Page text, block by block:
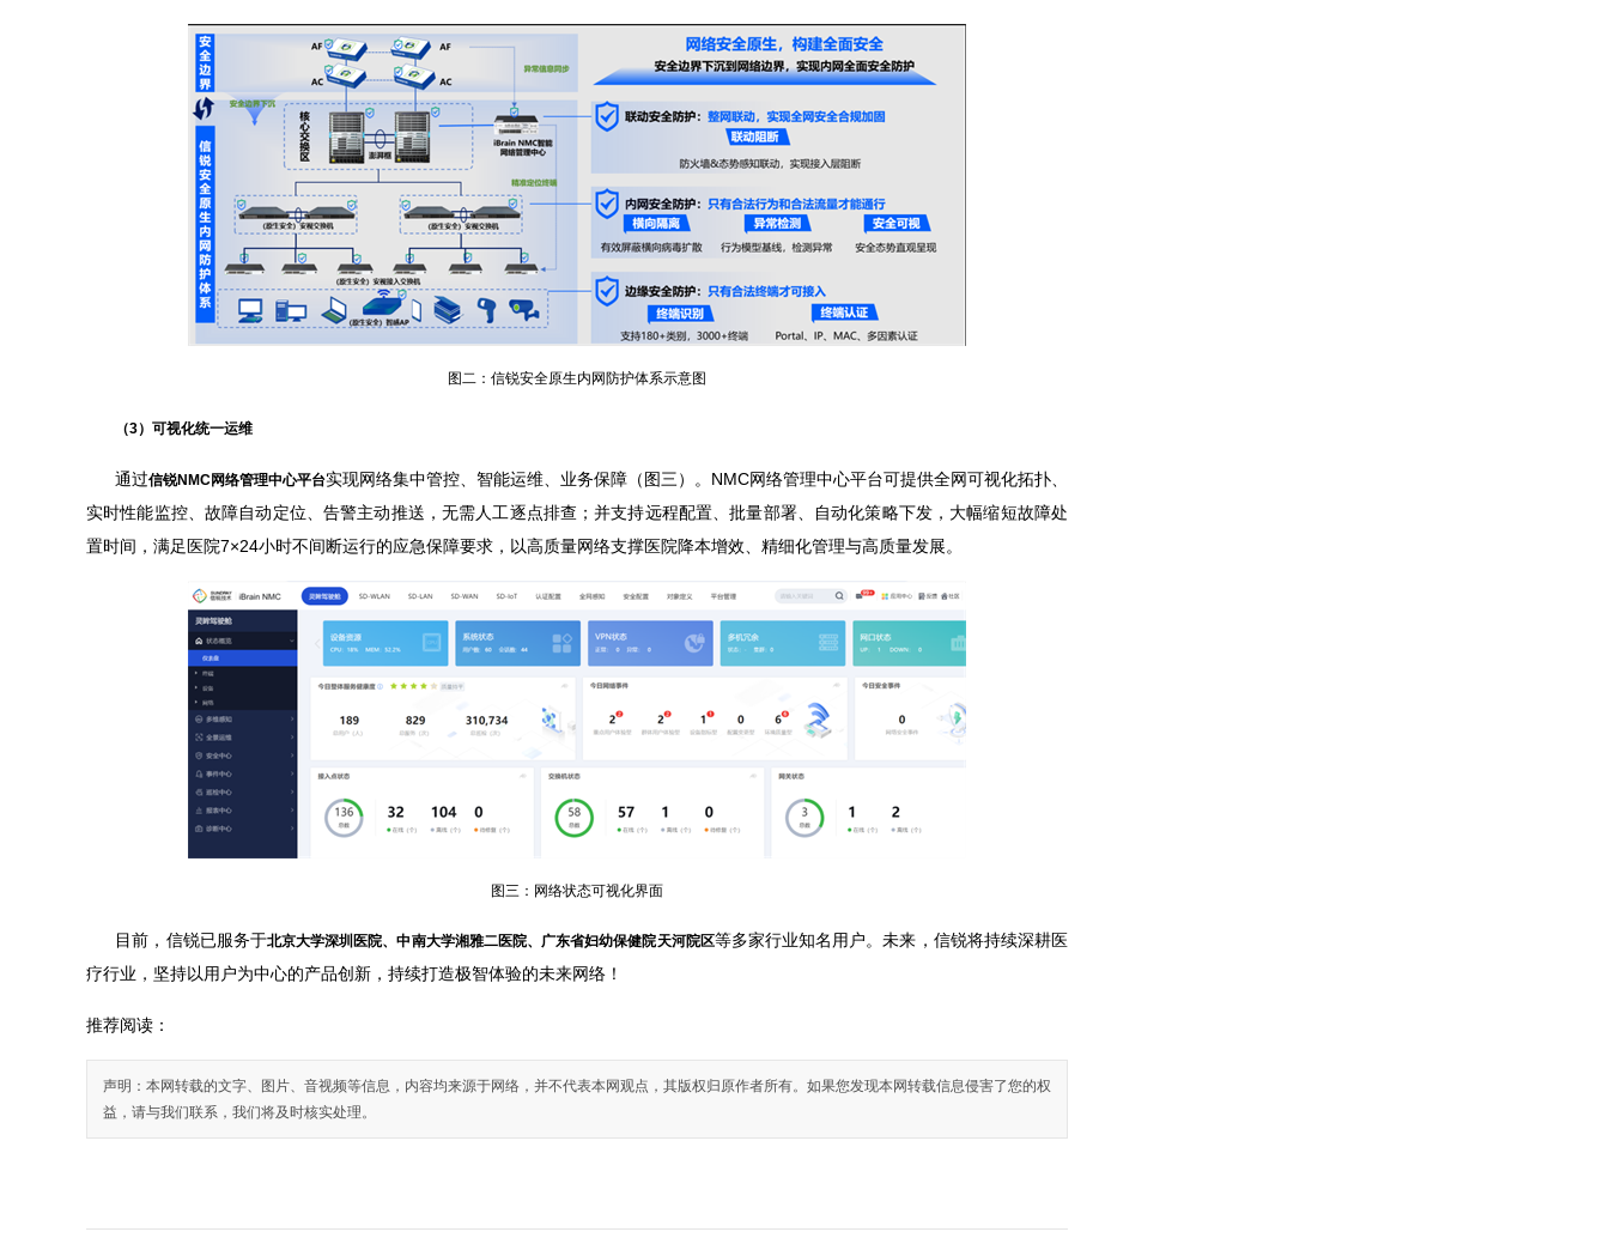
图二：信锐安全原生内网防护体系示意图
（3）可视化统一运维
通过信锐NMC网络管理中心平台实现网络集中管控、智能运维、业务保障（图三）。NMC网络管理中心平台可提供全网可视化拓扑、
实时性能监控、故障自动定位、告警主动推送，无需人工逐点排查；并支持远程配置、批量部署、自动化策略下发，大幅缩短故障处
置时间，满足医院7×24小时不间断运行的应急保障要求，以高质量网络支撑医院降本增效、精细化管理与高质量发展。
图三：网络状态可视化界面
目前，信锐已服务于北京大学深圳医院、中南大学湘雅二医院、广东省妇幼保健院天河院区等多家行业知名用户。未来，信锐将持续深耕医
疗行业，坚持以用户为中心的产品创新，持续打造极智体验的未来网络！
推荐阅读：
声明：本网转载的文字、图片、音视频等信息，内容均来源于网络，并不代表本网观点，其版权归原作者所有。如果您发现本网转载信息侵害了您的权
益，请与我们联系，我们将及时核实处理。